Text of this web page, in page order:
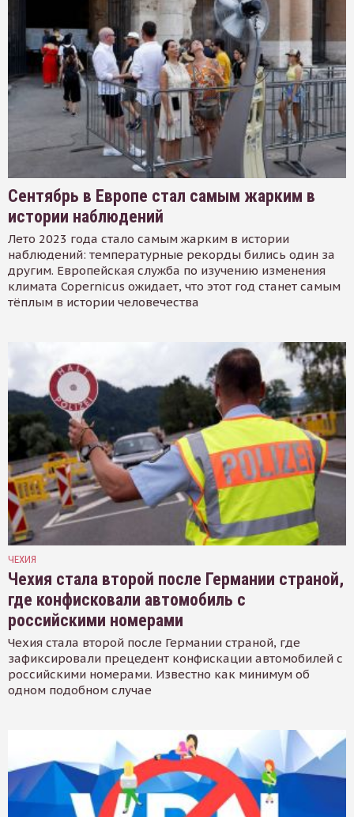
Сентябрь в Европе стал самым жарким в
истории наблюдений
Лето 2023 года стало самым жарким в истории
наблюдений: температурные рекорды бились один за
другим. Европейская служба по изучению изменения
климата Copernicus ожидает, что этот год станет самым
тёплым в истории человечества
ЧЕХИЯ
Чехия стала второй после Германии страной,
где конфисковали автомобиль с
российскими номерами
Чехия стала второй после Германии страной, где
зафиксировали прецедент конфискации автомобилей с
российскими номерами. Известно как минимум об
одном подобном случае